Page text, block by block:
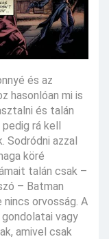
és az
hasonlóan mi is
és talán
rá kell
Sodródni azzal
köré
talán csak –
– Batman
orvosság. A
vagy
amivel csak